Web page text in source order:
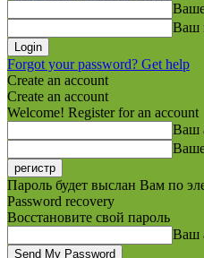
Ваш
Forgot your password? Get help
Create an account
Create an account
Welcome! Register for an account
Ваш
Пароль будет выслан Вам по
Password recovery
Восстановите свой пароль
Ваш